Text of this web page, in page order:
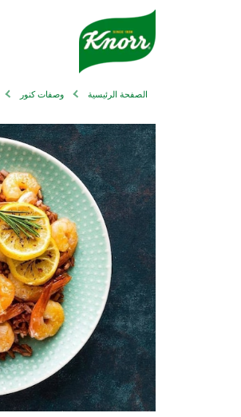
الصفحة الرئيسية وصفات كنور